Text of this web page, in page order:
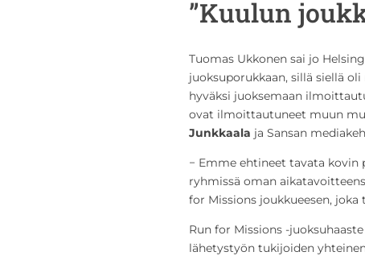
”Kuulun
Tuomas Ukkonen sai jo
juoksuporukkaan, sillä siellä
hyväksi juoksemaan
ovat ilmoittautuneet muun
Junkkaala ja Sansan
− Emme ehtineet tavata kovin
ryhmissä oman
for Missions joukkueesen, joka
Run for Missions -
lähetystyön tukijoiden